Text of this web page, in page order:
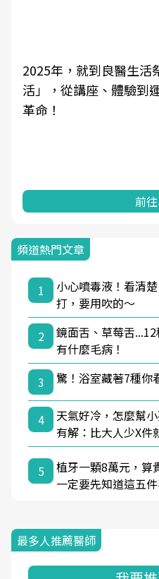
2025年，就到良醫生活
活」，從講座、體驗到
革命！
前
頻道熱門文章
1
小心噴毒液！看清
打，要用吹的～
2
鏡面舌、草莓舌
有什麼毛病！
3
驚！浴室藏著7種你
4
天氣好冷，怎麼幫
有解：比大人少X件
5
植牙一顆8萬元，算
一定要先知道這五
最多人推薦醫師